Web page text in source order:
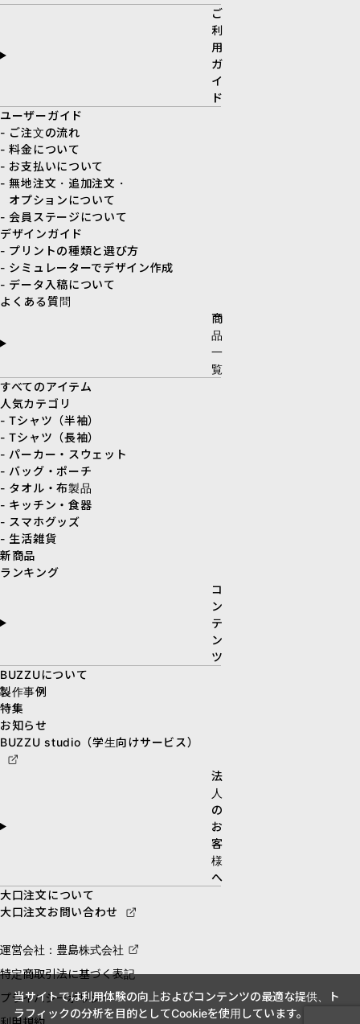
ご
利
用
ガ
イ
ド
ユーザーガイド
- ご注文の流れ
- 料金について
- お支払いについて
- 無地注文・追加注文・
オプションについて
- 会員ステージについて
デザインガイド
- プリントの種類と選び方
- シミュレーターでデザイン作成
- データ入稿について
よくある質問
商
品
一
覧
すべてのアイテム
人気カテゴリ
- Tシャツ（半袖）
- Tシャツ（長袖）
- パーカー・スウェット
- バッグ・ポーチ
- タオル・布製品
- キッチン・食器
- スマホグッズ
- 生活雑貨
新商品
ランキング
コ
ン
テ
ン
ツ
BUZZUについて
製作事例
特集
お知らせ
BUZZU studio（学生向けサービス）
法
人
の
お
客
様
へ
大口注文について
大口注文お問い合わせ
運営会社：豊島株式会社
特定商取引法に基づく表記
プライバシーポリシー
当サイトでは利用体験の向上およびコンテンツの最適な提供、ト
ラフィックの分析を目的としてCookieを使用しています。